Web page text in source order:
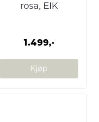
rosa, EIK
1.499,-
Kjøp